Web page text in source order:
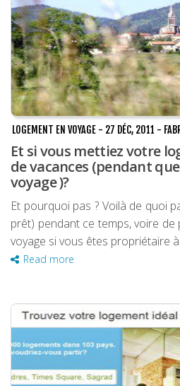
LOGEMENT EN VOYAGE - 27 DÉC, 2011 -
Et si vous mettiez votre
de vacances (pendant
voyage )?
Et pourquoi pas ? Voilà de quoi
prêt) pendant ce temps, voire
voyage si vous êtes propriétaire à
Read more